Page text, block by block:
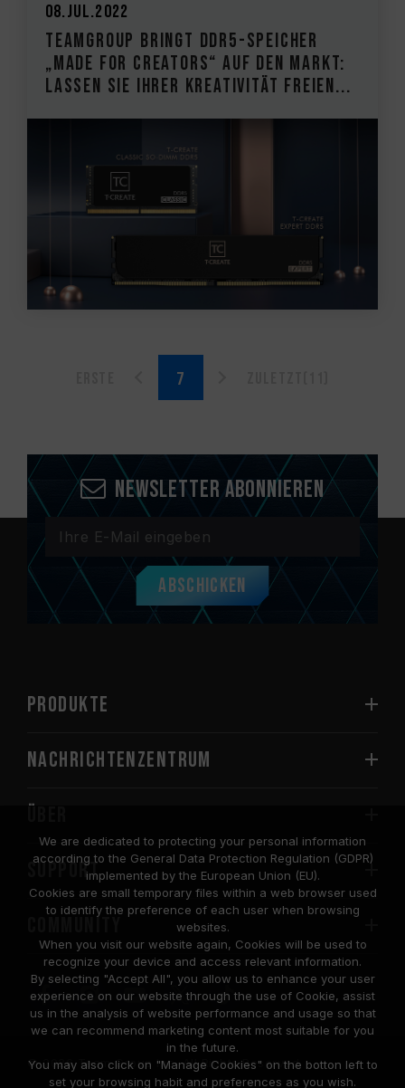
08.Jul.2022
TEAMGROUP bringt DDR5-Speicher
„Made for Creators“ auf den Markt:
Lassen Sie Ihrer Kreativität freien...
Newsletter abonnieren
Abschicken
PRODUKTE
Nachrichtenzentrum
SUPPORT
COMMUNITY
© 2026 Team Group Inc. All Rights Reserved.
We are dedicated to protecting your personal information
according to the General Data Protection Regulation (GDPR)
implemented by the European Union (EU).
Cookies are small temporary files within a web browser used
to identify the preference of each user when browsing
websites.
When you visit our website again, Cookies will be used to
recognize your device and access relevant information.
By selecting "Accept All", you allow us to enhance your user
experience on our website through the use of Cookie, assist
us in the analysis of website performance and usage so that
we can recommend marketing content most suitable for you
in the future.
You may also click on "Manage Cookies" on the botton left to
set your browsing habit and preferences as you wish.